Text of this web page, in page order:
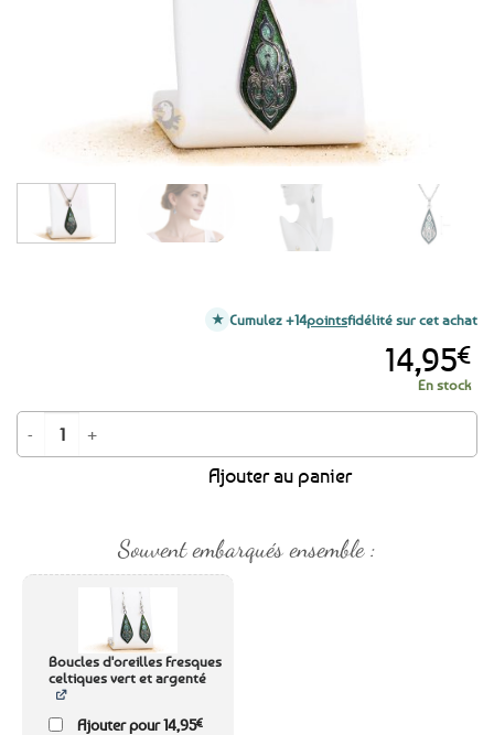
14,95€
En stock
Souvent embarqués ensemble :
Boucles d'oreilles Fresques
celtiques vert et argenté
Ajouter pour14,95€
quantité de Collier Fresques celtiques vert et argenté
Ajouter au panier
Cumulez +14pointsfidélité sur cet achat